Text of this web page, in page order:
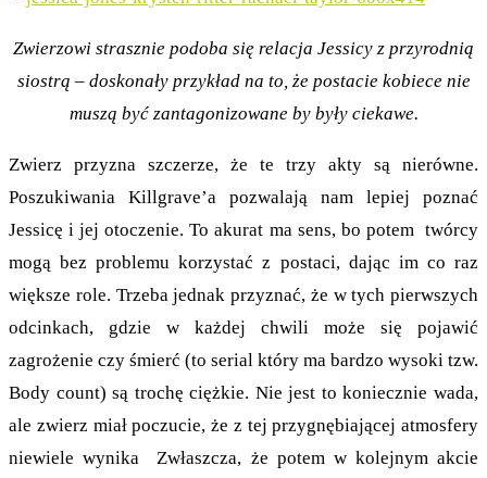
Zwierzowi strasznie podoba się relacja Jessicy z przyrodnią
siostrą – doskonały przykład na to, że postacie kobiece nie
muszą być zantagonizowane by były ciekawe.
Zwierz przyzna szczerze, że te trzy akty są nierówne.
Poszukiwania Killgrave’a pozwalają nam lepiej poznać
Jessicę i jej otoczenie. To akurat ma sens, bo potem twórcy
mogą bez problemu korzystać z postaci, dając im co raz
większe role. Trzeba jednak przyznać, że w tych pierwszych
odcinkach, gdzie w każdej chwili może się pojawić
zagrożenie czy śmierć (to serial który ma bardzo wysoki tzw.
Body count) są trochę ciężkie. Nie jest to koniecznie wada,
ale zwierz miał poczucie, że z tej przygnębiającej atmosfery
niewiele wynika Zwłaszcza, że potem w kolejnym akcie